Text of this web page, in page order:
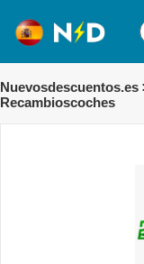
Nuevosdescuentos.es
Recambioscoches